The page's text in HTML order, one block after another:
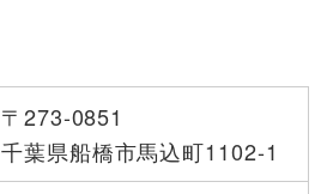
〒273-0851
千葉県船橋市馬込町1102-1